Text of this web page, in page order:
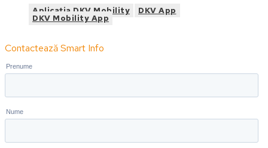
Aplicația DKV Mobility DKV App
DKV Mobility App
Contactează Smart Info